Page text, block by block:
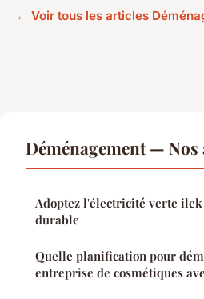
← Voir tous les articles
Déménagement —
Adoptez l'électricité verte
durable
Quelle planification pour
entreprise de cosmétiques